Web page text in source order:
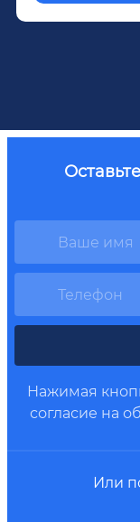
Нажимая
согласие на
Или